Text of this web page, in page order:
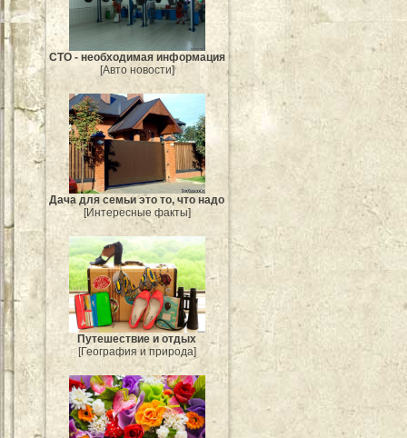
СТО - необходимая информация
[Авто новости]
Дача для семьи это то, что надо
[Интересные факты]
Путешествие и отдых
[География и природа]